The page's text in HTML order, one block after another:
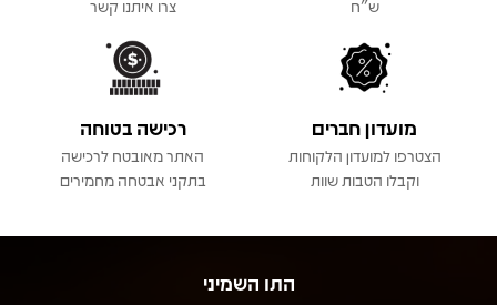
ש"ח
צרו איתנו קשר
מועדון חברים
הצטרפו למועדון הלקוחות
וקבלו הטבות שוות
רכישה בטוחה
האתר מאובטח לרכישה
בתקני אבטחה מחמירים
התו השמיני